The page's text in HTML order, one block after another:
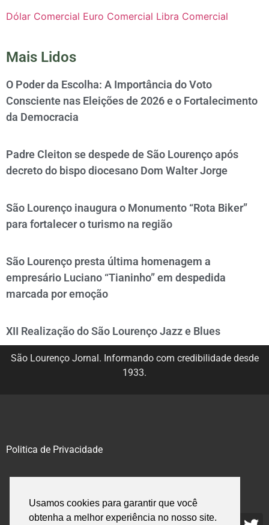
Usamos cookies para garantir que você
obtenha a melhor experiência no nosso site.
Dólar Comercial Euro Comercial Libra Comercial
Mais Lidos
O Poder da Escolha: A Importância do Voto
Consciente nas Eleições de 2026 e o Fortalecimento
da Democracia
Padre Cleiton se despede de São Lourenço após
decreto do bispo diocesano Dom Walter Jorge
São Lourenço inaugura o Monumento “Rota Biker”
para fortalecer o turismo na região
São Lourenço presta última homenagem a
empresário Luciano “Tianinho” em despedida
marcada por emoção
XII Realização do São Lourenço Jazz e Blues
São Lourenço Jornal. Informando com credibilidade desde
1933.
Politica de Privacidade